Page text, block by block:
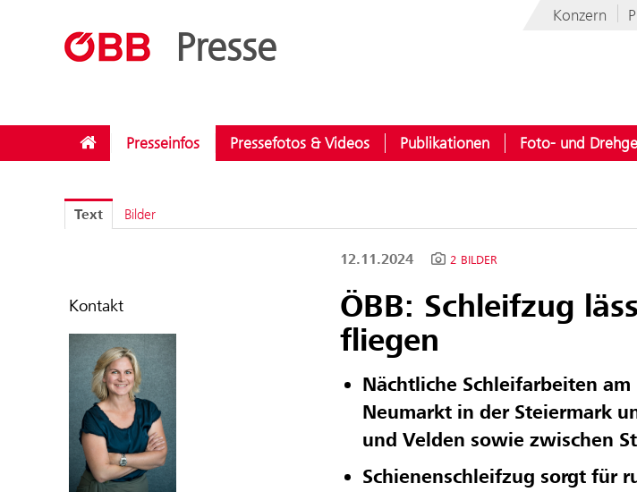
Presse
Konzern
Presseinfos Pressefotos & Videos Publikationen Foto- und
Text Bilder
Kontakt
12.11.2024 2 BILDER
ÖBB: Schleifzug
fliegen
Nächtliche Schleifarbeiten am
Neumarkt in der Steiermark
und Velden sowie zwischen
Schienenschleifzug sorgtfür